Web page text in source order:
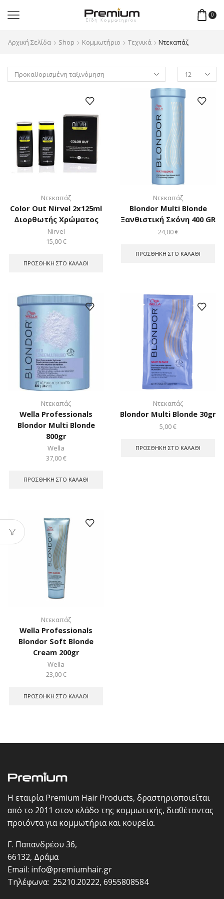
0
Αρχική Σελίδα Shop Κομμωτήριο Τεχνικά Ντεκαπάζ
Products
per
page
Ντεκαπάζ
Color Out Nirvel 2x125ml
Διoρθωτής Χρώματος
Nirvel
15,00€
ΠΡΟΣΘΉΚΗ ΣΤΟ ΚΑΛΆΘΙ
Ντεκαπάζ
Blondor Multi Blonde
Ξανθιστική Σκόνη 400 GR
24,00€
ΠΡΟΣΘΉΚΗ ΣΤΟ ΚΑΛΆΘΙ
Ντεκαπάζ
Wella Professionals
Blondor Multi Blonde
800gr
Wella
37,00€
ΠΡΟΣΘΉΚΗ ΣΤΟ ΚΑΛΆΘΙ
Ντεκαπάζ
Blondor Multi Blonde 30gr
5,00€
ΠΡΟΣΘΉΚΗ ΣΤΟ ΚΑΛΆΘΙ
Ντεκαπάζ
Wella Professionals
Blondor Soft Blonde
Cream 200gr
Wella
23,00€
ΠΡΟΣΘΉΚΗ ΣΤΟ ΚΑΛΆΘΙ
Η εταιρία Premium Hair Products, δραστηριοποιείται
από το 2011 στον κλάδο της κομμωτικής, διαθέτοντας
προϊόντα για κομμωτήρια και κουρεία.
Γ. Παπανδρέου 36,
66132, Δράμα
Email: info@premiumhair.gr
Τηλέφωνα: 25210.20222, 6955808584